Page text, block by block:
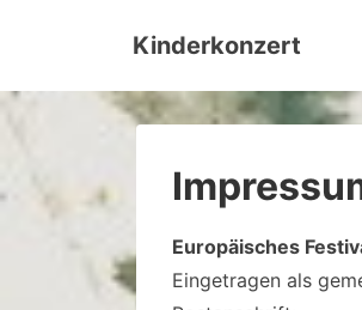
Kinderkonzert
Europäisches
Eingetragen als